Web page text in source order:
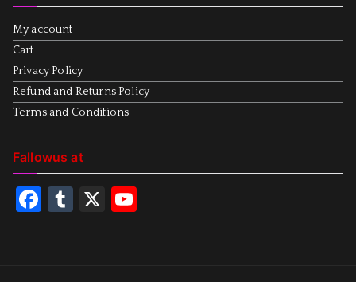
My account
Cart
Privacy Policy
Refund and Returns Policy
Terms and Conditions
Fallowus at
F
T
X